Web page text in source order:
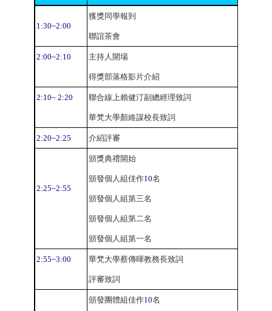
1:30~2:00
獲獎同學報到
聯誼茶會
2:00~2:10 主持人開場
得獎部落格影片介紹
2:10~ 2:20 聯合線上賴健汀副總經理致詞
華梵大學顏維謀校長致詞
2:20~2:25 介紹評審
2:25~2:55
頒獎典禮開始
頒發個人組佳作10名
頒發個人組第三名
頒發個人組第二名
頒發個人組第一名
2:55~3:00 華梵大學蔡傳暉教務長致詞
評審致詞
頒發團體組佳作10名